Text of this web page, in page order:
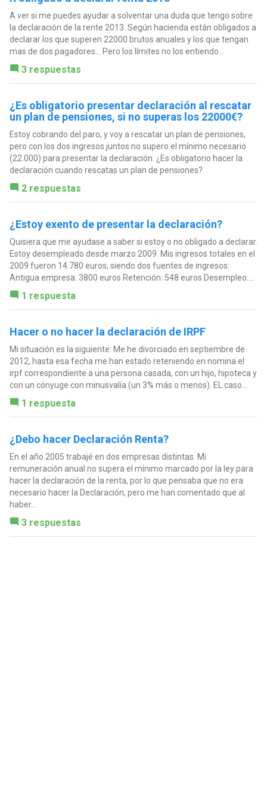
A ver si me puedes ayudar a solventar una duda que tengo sobre
la declaración de la rente 2013. Según hacienda están obligados a
declarar los que superen 22000 brutos anuales y los que tengan
mas de dos pagadores... Pero los límites no los entiendo...
3 respuestas
¿Es obligatorio presentar declaración al rescatar
un plan de pensiones, si no superas los 22000€?
Estoy cobrando del paro, y voy a rescatar un plan de pensiones,
pero con los dos ingresos juntos no supero el mínimo necesario
(22.000) para presentar la declaración. ¿Es obligatorio hacer la
declaración cuando rescatas un plan de pensiones?
2 respuestas
¿Estoy exento de presentar la declaración?
Quisiera que me ayudase a saber si estoy o no obligado a declarar.
Estoy desempleado desde marzo 2009. Mis ingresos totales en el
2009 fueron 14.780 euros, siendo dos fuentes de ingresos:
Antigua empresa: 3800 euros Retención: 548 euros Desempleo:...
1 respuesta
Hacer o no hacer la declaración de IRPF
Mi situación es la siguiente: Me he divorciado en septiembre de
2012, hasta esa fecha me han estado reteniendo en nomina el
irpf correspondiente a una persona casada, con un hijo, hipoteca y
con un cónyuge con minusvalía (un 3% más o menos). EL caso...
1 respuesta
¿Debo hacer Declaración Renta?
En el año 2005 trabajé en dos empresas distintas. Mi
remuneración anual no supera el mínimo marcado por la ley para
hacer la declaración de la renta, por lo que pensaba que no era
necesario hacer la Declaración, pero me han comentado que al
haber...
3 respuestas